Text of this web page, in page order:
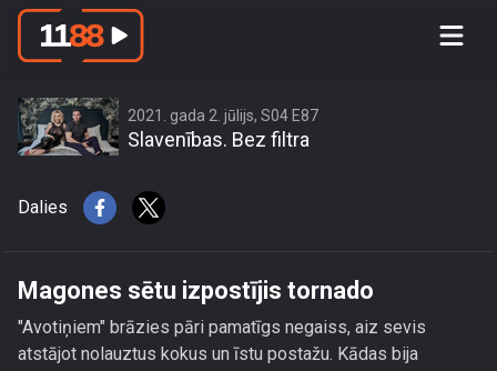
2021. gada 2. jūlijs, S04 E87
Slavenības. Bez filtra
Dalies
Magones sētu izpostījis tornado
"Avotiņiem" brāzies pāri pamatīgs negaiss, aiz sevis
atstājot nolauztus kokus un īstu postažu. Kādas bija